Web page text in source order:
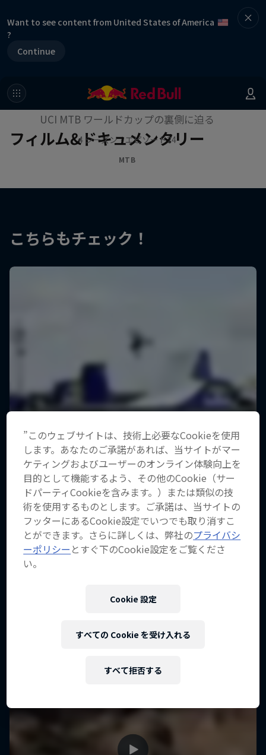
Want to see content from United States of America
?
Continue
フィルム&ドキュメンタリー
作品名【ファスト・ライフ】
UCI MTB ワールドカップの裏側に迫る
4 シーズン · エピソード24
MTB
こちらもチェック！
”このウェブサイトは、技術上必要なCookieを使用
します。あなたのご承諾があれば、当サイトがマー
ケティングおよびユーザーのオンライン体験向上を
目的として機能するよう、その他のCookie（サー
ドパーティCookieを含みます。）または類似の技
術を使用するものとします。ご承諾は、当サイトの
フッターにあるCookie設定でいつでも取り消すこ
とができます。さらに詳しくは、弊社のプライバシ
ーポリシー とすぐ下のCookie設定をご覧くださ
い。
Cookie 設定
すべて拒否する
すべての Cookie を受け入れる